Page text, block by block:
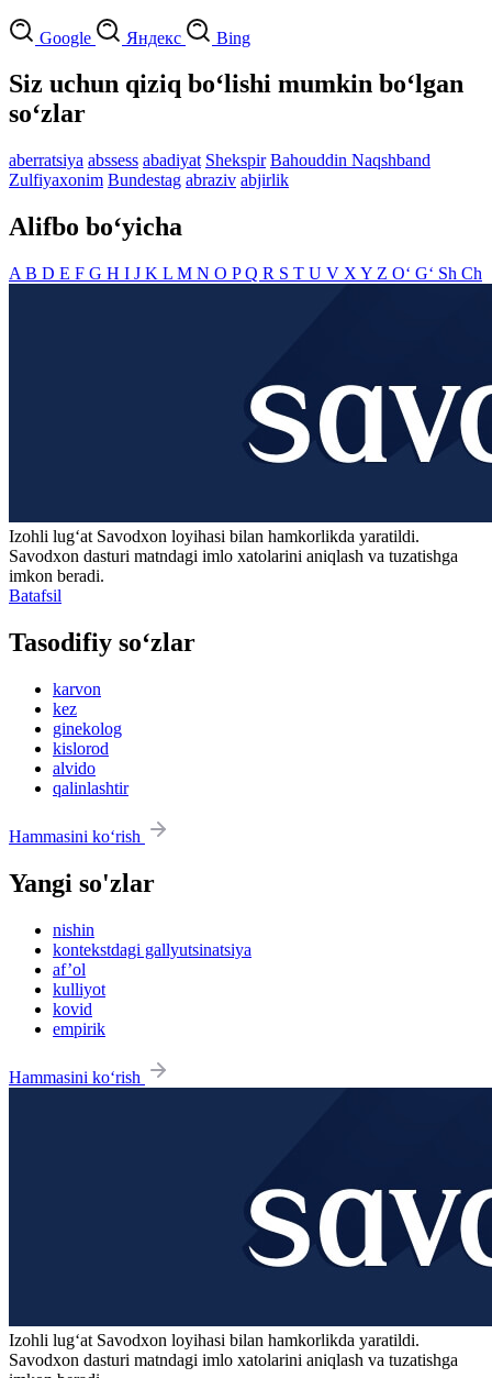
Google Яндекс Bing
Siz uchun qiziq bo‘lishi mumkin bo‘lgan
so‘zlar
aberratsiya abssess abadiyat Shekspir Bahouddin Naqshband
Zulfiyaxonim Bundestag abraziv abjirlik
Alifbo bo‘yicha
A B D E F G H I J K L M N O PQ R S T U V X Y Z O‘ G‘ Sh Ch
Izohli lugʻat Savodxon loyihasi bilan hamkorlikda yaratildi.
Savodxon dasturi matndagi imlo xatolarini aniqlash va tuzatishga
imkon beradi.
Batafsil
Tasodifiy so‘zlar
karvon
kez
ginekolog
kislorod
alvido
qalinlashtir
Hammasini ko‘rish
Yangi so'zlar
nishin
kontekstdagi gallyutsinatsiya
af’ol
kulliyot
kovid
empirik
Hammasini ko‘rish
Izohli lugʻat Savodxon loyihasi bilan hamkorlikda yaratildi.
Savodxon dasturi matndagi imlo xatolarini aniqlash va tuzatishga